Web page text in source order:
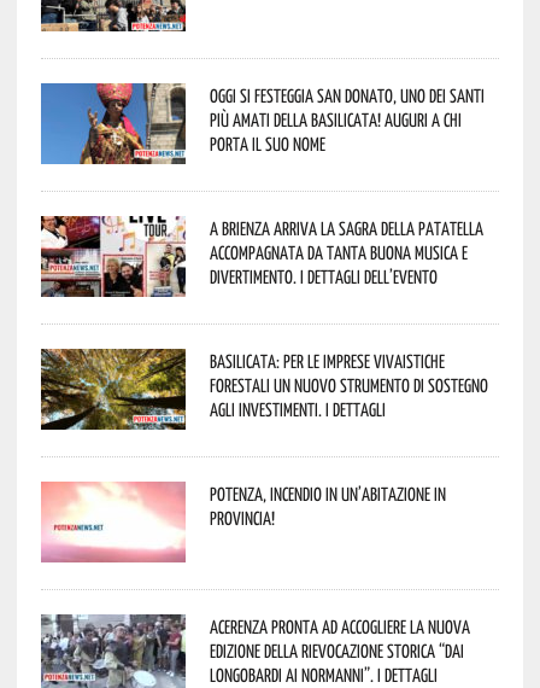
Oggi si festeggia San Donato, uno dei Santi
più amati della Basilicata! Auguri a chi
porta il suo nome
A Brienza arriva la Sagra della Patatella
accompagnata da tanta buona musica e
divertimento. I dettagli dell’evento
Basilicata: per le imprese vivaistiche
forestali un nuovo strumento di sostegno
agli investimenti. I dettagli
Potenza, incendio in un’abitazione in
provincia!
Acerenza pronta ad accogliere la nuova
edizione della rievocazione storica “Dai
Longobardi ai Normanni”. I dettagli